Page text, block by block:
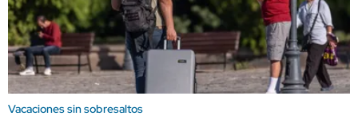
Vacaciones sin sobresaltos